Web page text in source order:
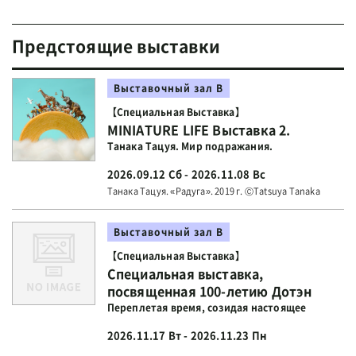
Предстоящие выставки
Выставочный зал В
【Специальная Выставка】
MINIATURE LIFE Выставка 2.
Танака Тацуя. Мир подражания.
2026.09.12 Сб - 2026.11.08 Вс
Танака Тацуя. «Радуга». 2019 г. ⒸTatsuya Tanaka
Выставочный зал В
【Специальная Выставка】
Специальная выставка,
посвященная 100-летию Дотэн
Переплетая время, созидая настоящее
2026.11.17 Вт - 2026.11.23 Пн